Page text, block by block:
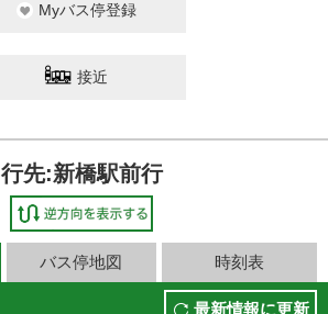
Myバス停登録
接近
行先:新橋駅前行
バス停地図 時刻表
最新情報に更新